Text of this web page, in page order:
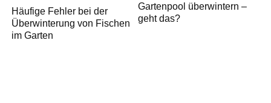
Häufige Fehler bei der
Überwinterung von Fischen
im Garten
Gartenpool überwintern –
geht das?